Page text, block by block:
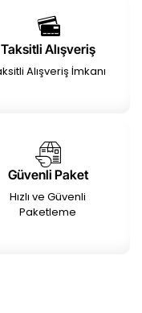
Taksitli Alışveriş
Alışveriş İmkanı
Güvenli Paket
Hızlı ve Güvenli
Paketleme